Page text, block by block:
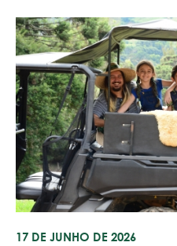
17 DE JUNHO DE 2026